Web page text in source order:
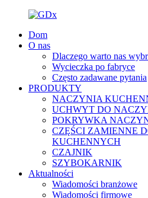
Dom
O nas
Dlaczego warto nas
Wycieczka po fabryce
Często zadawane pytania
PRODUKTY
NACZYNIA
UCHWYT DO
POKRYWKA
CZĘŚCI ZAMIENNE
KUCHENNYCH
CZAJNIK
SZYBOKARNIK
Aktualności
Wiadomości branżowe
Wiadomości firmowe